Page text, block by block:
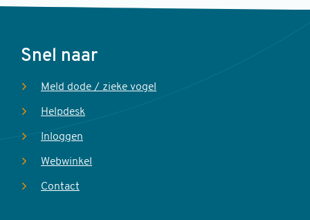
Voet
Snel naar
Meld dode / zieke vogel
Helpdesk
Inloggen
Webwinkel
Contact